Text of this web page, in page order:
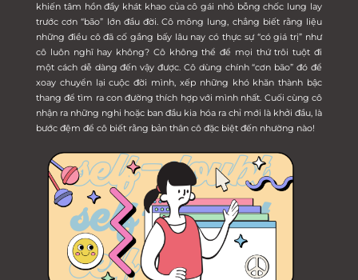
khiến tâm hồn đầy khát khao của cô gái nhỏ bỗng chốc lung lay
trước cơn “bão” lớn đầu đời. Cô mông lung, chẳng biết rằng liệu
những điều cô đã cố gắng bấy lâu nay có thực sự “có giá trị” như
cô luôn nghĩ hay không? Cô không thể để mọi thứ trôi tuột đi
một cách dễ dàng đến vậy được. Cô dùng chính “cơn bão” đó để
xoay chuyển lại cuộc đời mình, xếp những khó khăn thành bậc
thang để tìm ra con đường thích hợp với mình nhất. Cuối cùng cô
nhận ra những nghi hoặc ban đầu kia hóa ra chỉ mới là khởi đầu, là
bước đệm để cô biết rằng bản thân cô đặc biệt đến nhường nào!